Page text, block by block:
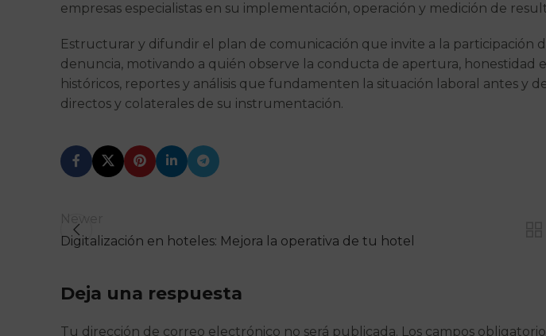
empresas especialistas en su implementación, operación y medición de
Estructurar y difundir el plan de comunicación que invite a la participación
denuncia, motivando a quién observe la conducta de apertura, honestidad
históricos, reportes y análisis que fundamenten la situación laboral antes y
directos y colaterales de su instrumentación.
Newer
Digitalización en hoteles: Mejora la operativa de tu hotel
Deja una respuesta
Tu dirección de correo electrónico no será publicada. Los campos